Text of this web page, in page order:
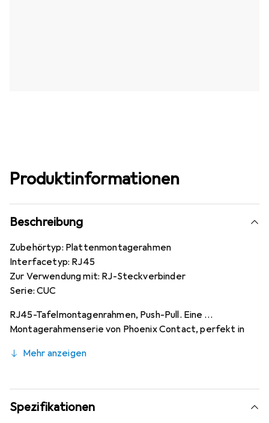
Produktinformationen
Beschreibung
Zubehörtyp: Plattenmontagerahmen
Interfacetyp: RJ45
Zur Verwendung mit: RJ-Steckverbinder
Serie: CUC
RJ45-Tafelmontagenrahmen, Push-Pull. Eine
Montagerahmenserie von Phoenix Contact, perfekt in
erforderlich ist. Jeder Rahmen verfügt über einen RJ45-
quadratische oder rechteckige Montageausschnitte. Alle
Modelle sind sehr zuverlässig und von ausgezeichneter
Qualität. Eigenschaften und Vorteile: Push-Pull-
Mehr anzeigen
Spezifikationen